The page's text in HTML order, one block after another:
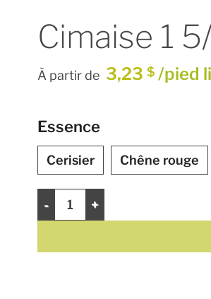
Cimaise 1
À partir de 3,23 $ /pied
Essence
Cerisier Chêne rouge